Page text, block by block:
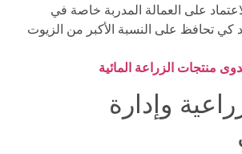
على العمالة المدربة خاصة في
كي تحافظ على النسبة الأكبر من الزيوت
منتجات الزراعة المائية
وإدارة